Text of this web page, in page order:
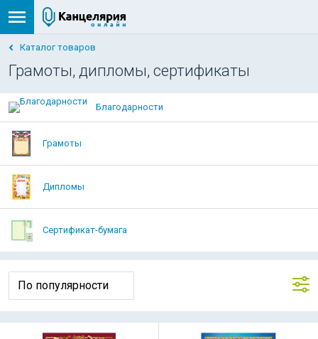
Каталог товаров
Грамоты, дипломы, сертификаты
Благодарности
Грамоты
Дипломы
Сертификат-бумага